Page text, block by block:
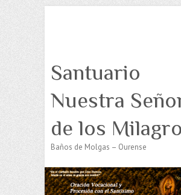
Santuario
Nuestra
de los
Baños de Molgas – Ourense